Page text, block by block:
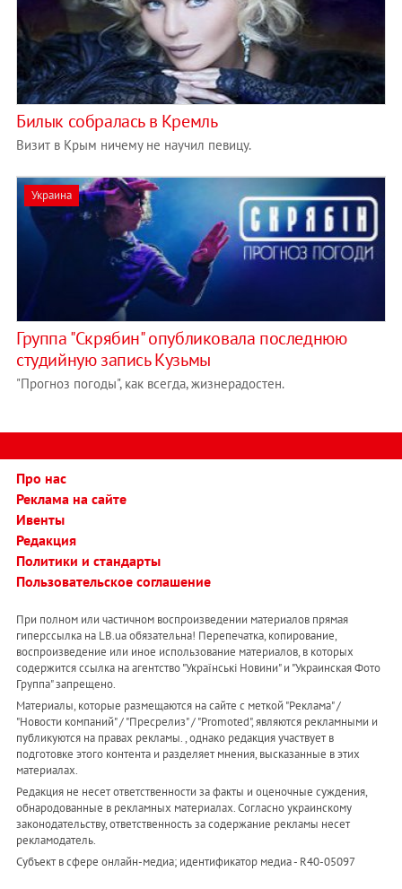
Билык собралась в Кремль
Визит в Крым ничему не научил певицу.
Украина
Группа "Скрябин" опубликовала последнюю
студийную запись Кузьмы
"Прогноз погоды", как всегда, жизнерадостен.
Про нас
Реклама на сайте
Ивенты
Редакция
Политики и стандарты
Пользовательское соглашение
При полном или частичном воспроизведении материалов прямая
гиперссылка на LB.ua обязательна! Перепечатка, копирование,
воспроизведение или иное использование материалов, в которых
содержится ссылка на агентство "Українськi Новини" и "Украинская Фото
Группа" запрещено.
Материалы, которые размещаются на сайте с меткой "Реклама" /
"Новости компаний" / "Пресрелиз" / "Promoted", являются рекламными и
публикуются на правах рекламы. , однако редакция участвует в
подготовке этого контента и разделяет мнения, высказанные в этих
материалах.
Редакция не несет ответственности за факты и оценочные суждения,
обнародованные в рекламных материалах. Согласно украинскому
законодательству, ответственность за содержание рекламы несет
рекламодатель.
Субъект в сфере онлайн-медиа; идентификатор медиа - R40-05097